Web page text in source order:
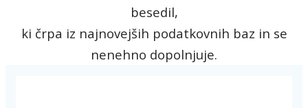
besedil,
ki črpa iz najnovejših podatkovnih baz in se
nenehno dopolnjuje.